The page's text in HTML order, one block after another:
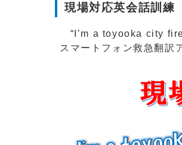
現場対応英会話訓練
“I’m a toyooka city
スマートフォン救急翻訳